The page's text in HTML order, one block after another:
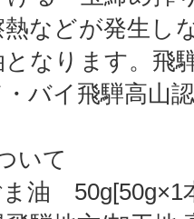
などが発生し
なります。飛
バイ飛騨高山
いて
ま油 50g[50g×1